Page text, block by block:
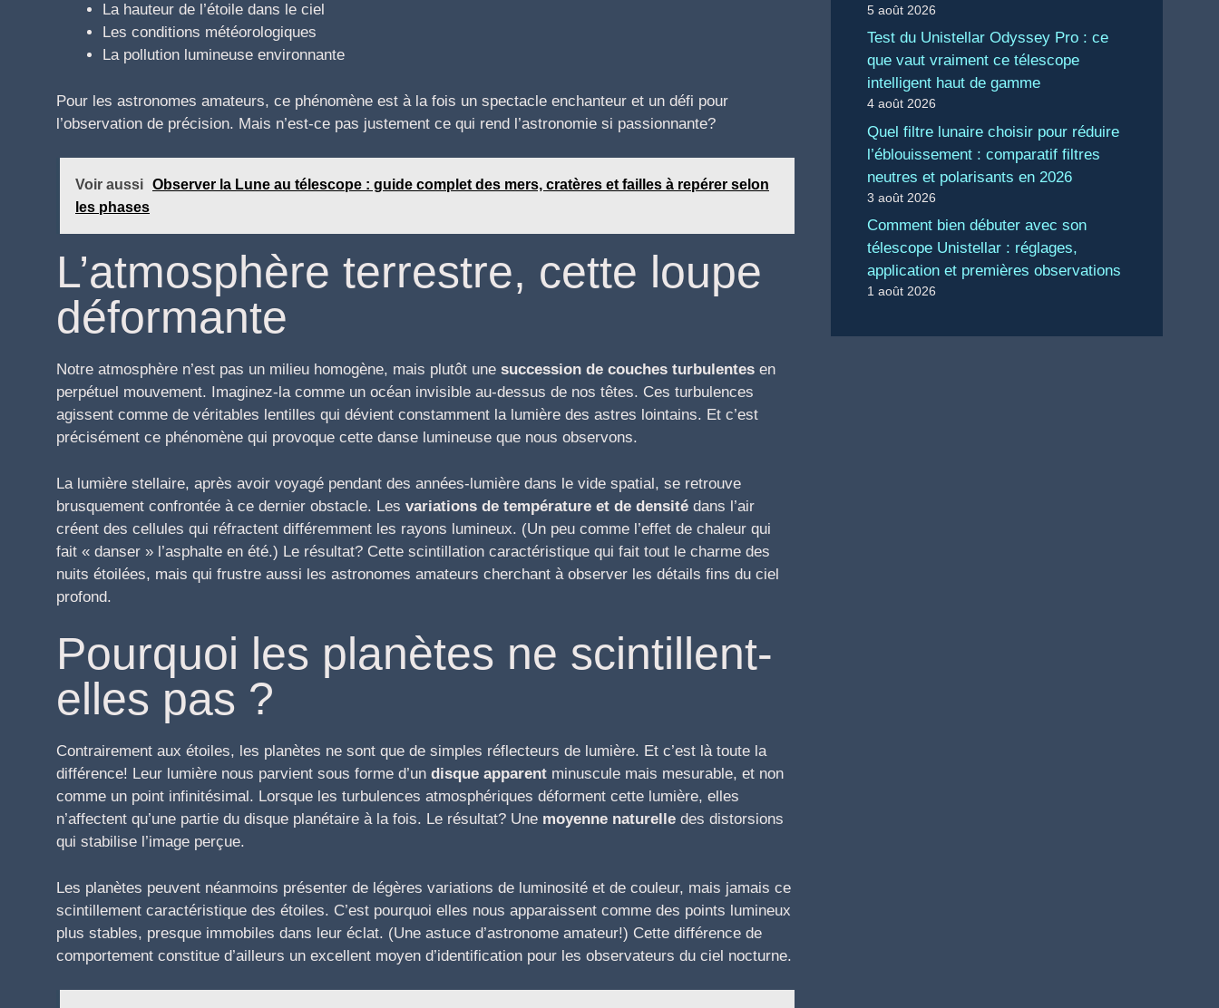
La hauteur de l’étoile dans le ciel
Les conditions météorologiques
La pollution lumineuse environnante
Pour les astronomes amateurs, ce phénomène est à la fois un spectacle enchanteur et un défi pour
l’observation de précision. Mais n’est-ce pas justement ce qui rend l’astronomie si passionnante?
Voir aussi Observer la Lune au télescope : guide complet des mers, cratères et failles à repérer selon
les phases
L’atmosphère terrestre, cette loupe
déformante
Notre atmosphère n’est pas un milieu homogène, mais plutôt une succession de couches turbulentes en
perpétuel mouvement. Imaginez-la comme un océan invisible au-dessus de nos têtes. Ces turbulences
agissent comme de véritables lentilles qui dévient constamment la lumière des astres lointains. Et c’est
précisément ce phénomène qui provoque cette danse lumineuse que nous observons.
La lumière stellaire, après avoir voyagé pendant des années-lumière dans le vide spatial, se retrouve
brusquement confrontée à ce dernier obstacle. Les variations de température et de densité dans l’air
créent des cellules qui réfractent différemment les rayons lumineux. (Un peu comme l’effet de chaleur qui
fait « danser » l’asphalte en été.) Le résultat? Cette scintillation caractéristique qui fait tout le charme des
nuits étoilées, mais qui frustre aussi les astronomes amateurs cherchant à observer les détails fins du ciel
profond.
Pourquoi les planètes ne scintillent-
elles pas ?
Contrairement aux étoiles, les planètes ne sont que de simples réflecteurs de lumière. Et c’est là toute la
différence! Leur lumière nous parvient sous forme d’un disque apparent minuscule mais mesurable, et non
comme un point infinitésimal. Lorsque les turbulences atmosphériques déforment cette lumière, elles
n’affectent qu’une partie du disque planétaire à la fois. Le résultat? Une moyenne naturelle des distorsions
qui stabilise l’image perçue.
Les planètes peuvent néanmoins présenter de légères variations de luminosité et de couleur, mais jamais ce
scintillement caractéristique des étoiles. C’est pourquoi elles nous apparaissent comme des points lumineux
plus stables, presque immobiles dans leur éclat. (Une astuce d’astronome amateur!) Cette différence de
comportement constitue d’ailleurs un excellent moyen d’identification pour les observateurs du ciel nocturne.
5 août 2026
Test du Unistellar Odyssey Pro : ce
que vaut vraiment ce télescope
intelligent haut de gamme
4 août 2026
Quel filtre lunaire choisir pour réduire
l’éblouissement : comparatif filtres
neutres et polarisants en 2026
3 août 2026
Comment bien débuter avec son
télescope Unistellar : réglages,
application et premières observations
1 août 2026